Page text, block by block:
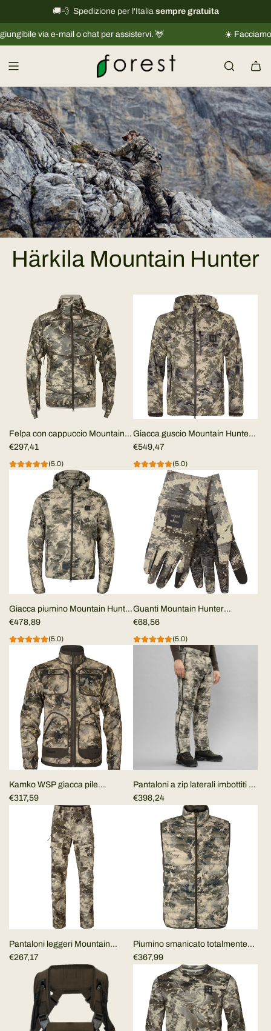
a
i
o
n
t
e
n
u
t
o
🚚💨 Spedizione per l'Italia sempre gratuita
International shipping information→
mail o chat per assistervi. 🦌 ☀️ Facciamo una
Härkila Mountain Hunter
Felpa con cappuccio Mountain
Hunter Expedition
€297,41
(5.0)
Giacca guscio Mountain Hunter
HWS packable
€549,47
(5.0)
Giacca piumino Mountain Hunter
expedition packable
€478,89
(5.0)
Guanti Mountain Hunter
Expedition
€68,56
(5.0)
Kamko WSP giacca pile
reversibile Härkila Mountain
Hunter Marrone Scuro/Camo
€317,59
Pantaloni a zip laterali imbottiti di
piumino ripiegabili Mountain
Hunter Expedition
€398,24
Pantaloni leggeri Mountain
Hunter Expedition
€267,17
Piumino smanicato totalmente
reversibile e ripiegabile
Mountain Hunter Expedition
€367,99